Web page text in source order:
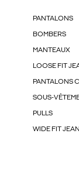
PANTALONS
BOMBERS
MANTEAUX
LOOSE FIT
PANTALONS
SOUS-
PULLS
WIDE FIT